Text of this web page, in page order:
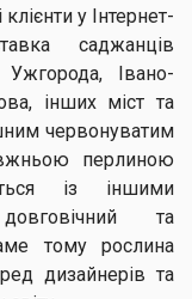
у Інтернет-
саджанців
Івано-
інших міст та
червонуватим
перлиною
із іншими
та
тому рослина
дизайнерів та